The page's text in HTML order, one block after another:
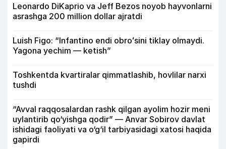
Leonardo DiKaprio va Jeff Bezos noyob hayvonlarni
asrashga 200 million dollar ajratdi
Luish Figo: “Infantino endi obroʻsini tiklay olmaydi.
Yagona yechim — ketish”
Toshkentda kvartiralar qimmatlashib, hovlilar narxi
tushdi
“Avval raqqosalardan rashk qilgan ayolim hozir meni
uylantirib qo‘yishga qodir” — Anvar Sobirov davlat
ishidagi faoliyati va o‘g‘il tarbiyasidagi xatosi haqida
gapirdi